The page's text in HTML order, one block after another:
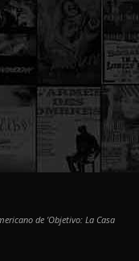
de ‘Objetivo: La Casa